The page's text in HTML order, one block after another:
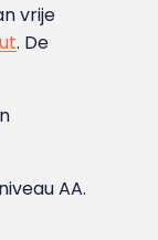
vrije
. De
AA.